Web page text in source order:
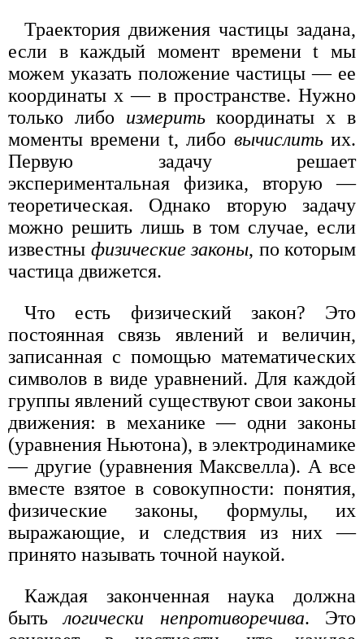
Траектория движения частицы задана,
если в каждый момент времени t мы
можем указать положение частицы — ее
координаты х — в пространстве. Нужно
только либо измеритькоординаты х в
моменты времени t, либо вычислитьих.
Первую задачу решает
экспериментальная физика, вторую —
теоретическая. Однако вторую задачу
можно решить лишь в том случае, если
известны физические законы, по которым
частица движется.
Что есть физический закон? Это
постоянная связь явлений и величин,
записанная с помощью математических
символов в виде уравнений. Для каждой
группы явлений существуют свои законы
движения: в механике — одни законы
(уравнения Ньютона), в электродинамике
— другие (уравнения Максвелла). А все
вместе взятое в совокупности: понятия,
физические законы, формулы, их
выражающие, и следствия из них —
принято называть точной наукой.
Каждая законченная наука должна
бытьлогически непротиворечива. Это